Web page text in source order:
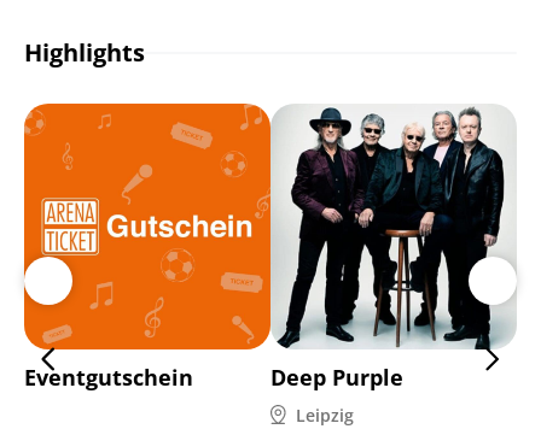
Highlights
Eventgutschein Deep Purple
Leipzig